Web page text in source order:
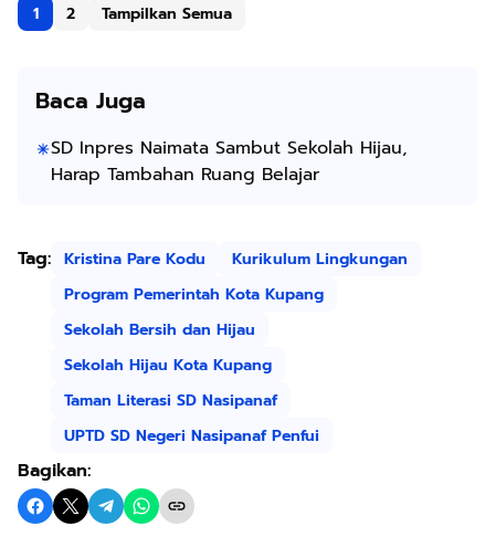
1 2 Tampilkan Semua
Baca Juga
SD Inpres Naimata Sambut Sekolah Hijau,
Harap Tambahan Ruang Belajar
Tag: Kristina Pare Kodu
Kurikulum Lingkungan
Program Pemerintah Kota Kupang
Sekolah Bersih dan Hijau
Sekolah Hijau Kota Kupang
Taman Literasi SD Nasipanaf
UPTD SD Negeri Nasipanaf Penfui
Bagikan: